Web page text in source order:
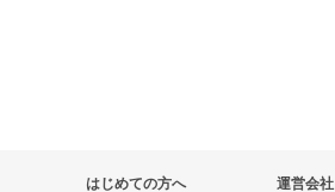
はじめての方へ 運営会社